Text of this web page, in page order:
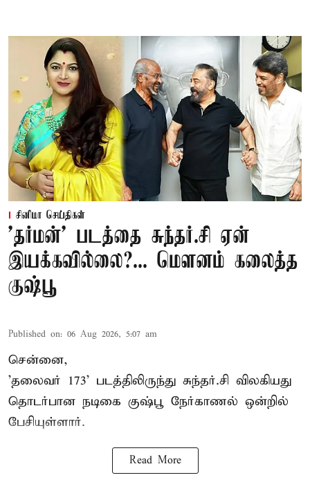
சினிமா செய்திகள்
'தர்மன்' படத்தை சுந்தர்.சி ஏன்
இயக்கவில்லை?... மௌனம் கலைத்த
குஷ்பூ
Published on: 06 Aug 2026, 5:07 am
சென்னை,
'தலைவர் 173' படத்திலிருந்து சுந்தர்.சி விலகியது
தொடர்பான நடிகை குஷ்பூ நேர்காணல் ஒன்றில்
பேசியுள்ளார்.
Read More